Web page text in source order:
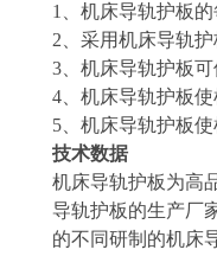
1
、机床导轨护板
2 、采用机床导轨
3 、机床导轨护板
4 、机床导轨护板
5 、机床导轨护板
技术数据
机床导轨护板为高
导轨护板的生产厂
的不同研制的机床